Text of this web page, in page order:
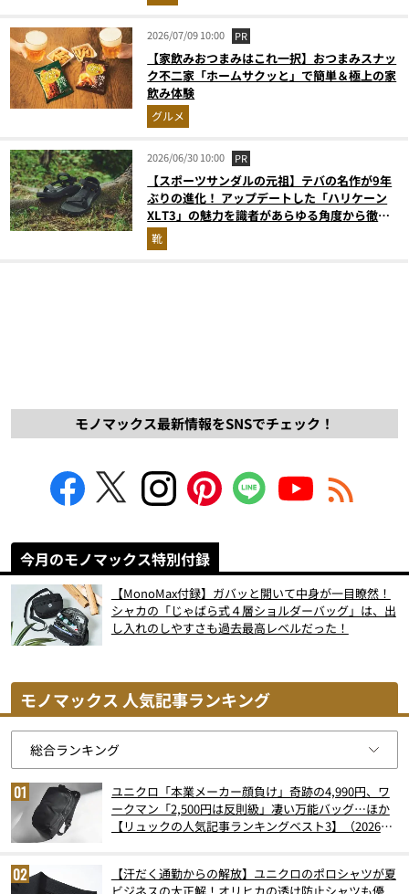
2026/07/09 10:00 PR
【家飲みおつまみはこれ一択】おつまみスナッ
ク不二家「ホームサクッと」で簡単＆極上の家
飲み体験
グルメ
2026/06/30 10:00 PR
【スポーツサンダルの元祖】テバの名作が9年
ぶりの進化！ アップデートした「ハリケーン
XLT3」の魅力を識者があらゆる角度から徹底
解説！
靴
モノマックス最新情報をSNSでチェック！
今月のモノマックス特別付録
【MonoMax付録】ガバッと開いて中身が一目瞭然！
シャカの「じゃばら式４層ショルダーバッグ」は、出
し入れのしやすさも過去最高レベルだった！
モノマックス 人気記事ランキング
ユニクロ「本業メーカー顔負け」奇跡の4,990円、ワ
ークマン「2,500円は反則級」凄い万能バッグ…ほか
【リュックの人気記事ランキングベスト3】（2026年
【汗だく通勤からの解放】ユニクロのポロシャツが夏